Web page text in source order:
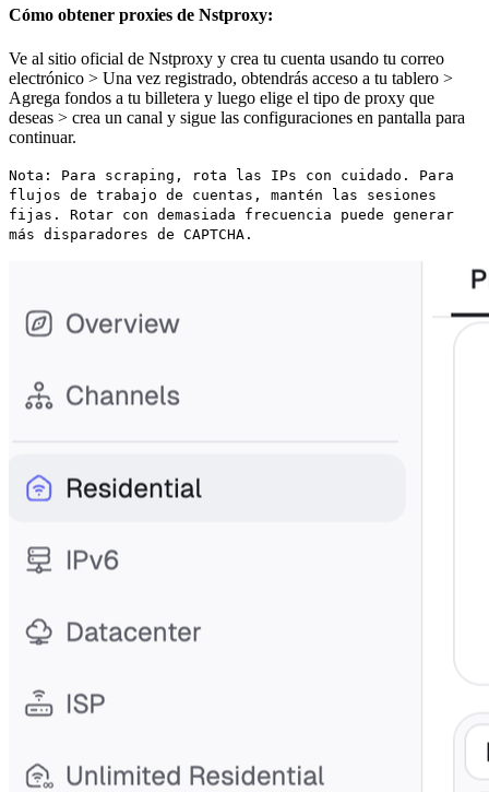
Cómo obtener proxies de Nstproxy:
Ve al sitio oficial de Nstproxy y crea tu cuenta usando tu correo
electrónico > Una vez registrado, obtendrás acceso a tu tablero >
Agrega fondos a tu billetera y luego elige el tipo de proxy que
deseas > crea un canal y sigue las configuraciones en pantalla para
continuar.
Nota: Para scraping, rota las IPs con cuidado. Para
flujos de trabajo de cuentas, mantén las sesiones
fijas. Rotar con demasiada frecuencia puede generar
más disparadores de CAPTCHA.